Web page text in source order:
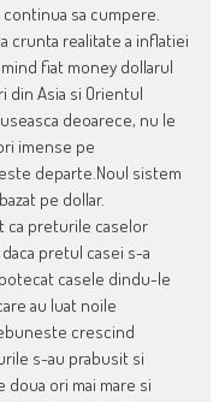
sa cumpere.
crunta realitate a inflatiei
fiat money dollarul
din Asia si Orientul
deoarece, nu le
imense pe
departe.Noul sistem
pe dollar.
ca preturile caselor
pretul casei s-a
casele dindu-le
au luat noile
crescind
s-au prabusit si
ori mai mare si